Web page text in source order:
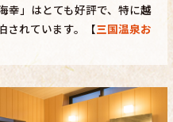
幸」はとても好評で、特に越
されています。【三国温泉お